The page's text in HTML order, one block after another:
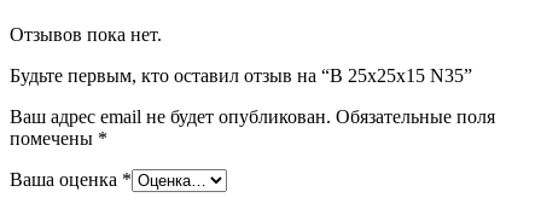
Отзывов пока нет.
Будьте первым, кто оставил отзыв на “B 25x25x15 N35”
Ваш адрес email не будет опубликован. Обязательные поля
помечены *
Ваша оценка *